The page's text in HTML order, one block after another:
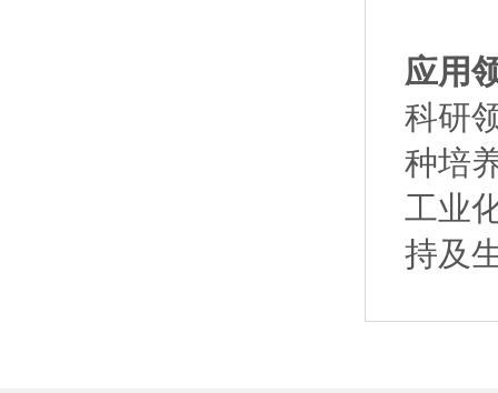
应用
科研
种培
工业
持及